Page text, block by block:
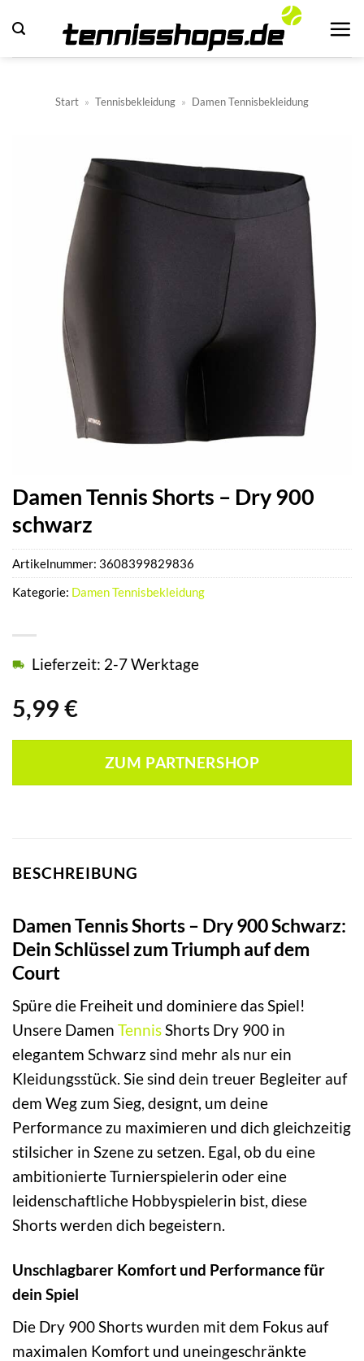
Inhalt
springen
Start » Tennisbekleidung » Damen Tennisbekleidung
Damen Tennis Shorts – Dry 900
schwarz
5,99 €
Lieferzeit: 2-7 Werktage
ZUM PARTNERSHOP
Artikelnummer: 3608399829836
Kategorie: Damen Tennisbekleidung
BESCHREIBUNG
Damen Tennis Shorts – Dry 900 Schwarz:
Dein Schlüssel zum Triumph auf dem
Court
Spüre die Freiheit und dominiere das Spiel!
Unsere Damen TennisShorts Dry 900 in
elegantem Schwarz sind mehr als nur ein
Kleidungsstück. Sie sind dein treuer Begleiter auf
dem Weg zum Sieg, designt, um deine
Performance zu maximieren und dich gleichzeitig
stilsicher in Szene zu setzen. Egal, ob du eine
ambitionierte Turnierspielerin oder eine
leidenschaftliche Hobbyspielerin bist, diese
Shorts werden dich begeistern.
Unschlagbarer Komfort und Performance für
dein Spiel
Die Dry 900 Shorts wurden mit dem Fokus auf
maximalen Komfort und uneingeschränkte